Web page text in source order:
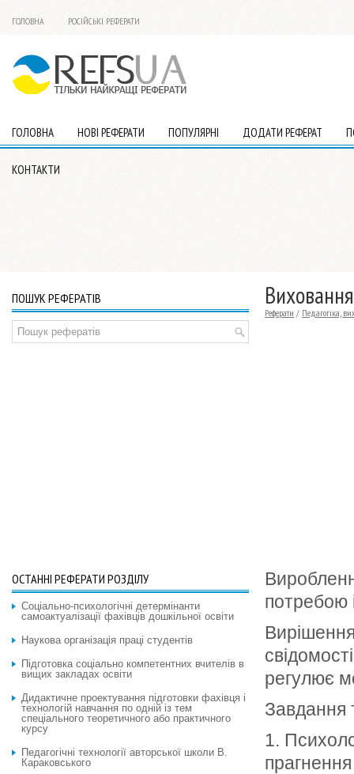
ГОЛОВНА РОСІЙСЬКІ РЕФЕРАТИ
ГОЛОВНА НОВІ РЕФЕРАТИ ПОПУЛЯРНІ ДОДАТИ РЕФЕРАТ
КОНТАКТИ
Реферати / Педагогіка,
потребою
регулює
Завдання
1.
ПОШУК РЕФЕРАТІВ
ОСТАННІ РЕФЕРАТИ РОЗДІЛУ
Соціально-психологічні детермінанти
самоактуалізації фахівців дошкільної освіти
Наукова організація праці студентів
Підготовка соціально компетентних вчителів в
вищих закладах освіти
Дидактичне проектування підготовки фахівця і
технологій навчання по одній із тем
спеціального теоретичного або практичного
курсу
Педагогічні технології авторської школи В.
Караковського